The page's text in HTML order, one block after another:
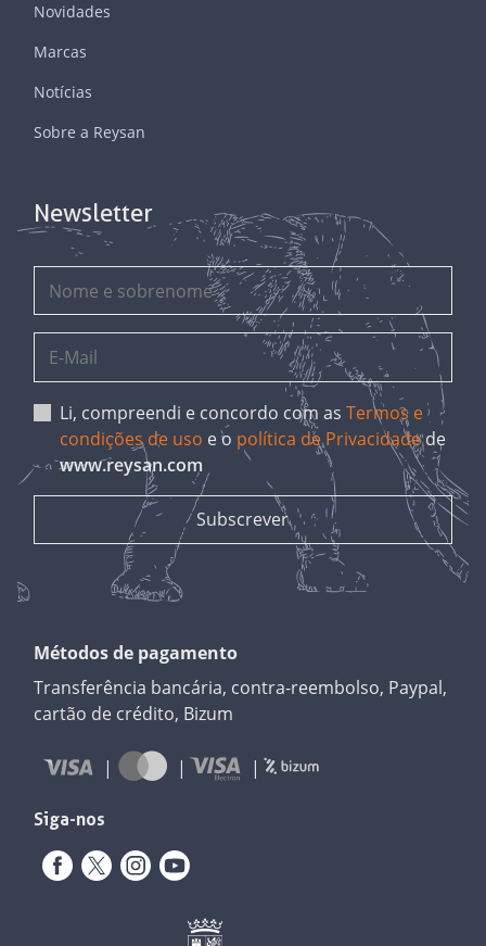
Novidades
Marcas
Notícias
Sobre a Reysan
Newsletter
Li, compreendi e concordo com asTermos e
condições de uso e o política de Privacidadede
www.reysan.com
Métodos de pagamento
Transferência bancária, contra-reembolso, Paypal,
cartão de crédito, Bizum
Siga-nos